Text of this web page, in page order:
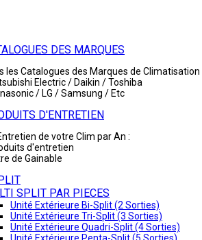
DES MARQUES
les Catalogues des Marques de Climatisation
Electric / Daikin / Toshiba
/ LG / Samsung / Etc
D'ENTRETIEN
de votre Clim par An :
d'entretien
de Gainable
SPLIT PAR PIECES
Unité Extérieure Bi-Split (2 Sorties)
Unité Extérieure Tri-Split (3 Sorties)
Unité Extérieure Quadri-Split (4 Sorties)